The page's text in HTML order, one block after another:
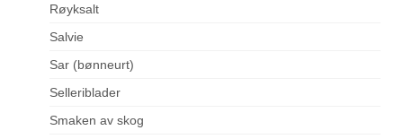
Røyksalt
Salvie
Sar (bønneurt)
Selleriblader
Smaken av skog